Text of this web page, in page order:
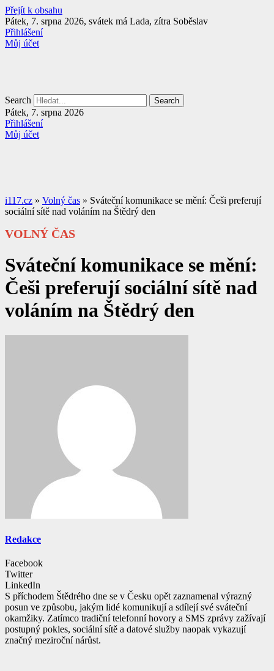
Přejít k obsahu
Pátek, 7. srpna 2026, svátek má Lada, zítra Soběslav
Přihlášení
Můj účet
Search Search
Pátek, 7. srpna 2026
Přihlášení
Můj účet
i117.cz » Volný čas » Sváteční komunikace se mění: Češi preferují
sociální sítě nad voláním na Štědrý den
VOLNÝ ČAS
Sváteční komunikace se mění:
Češi preferují sociální sítě nad
voláním na Štědrý den
Redakce
Facebook
Twitter
LinkedIn
S příchodem Štědrého dne se v Česku opět zaznamenal výrazný
posun ve způsobu, jakým lidé komunikují a sdílejí své sváteční
okamžiky. Zatímco tradiční telefonní hovory a SMS zprávy zažívají
postupný pokles, sociální sítě a datové služby naopak vykazují
značný meziroční nárůst.